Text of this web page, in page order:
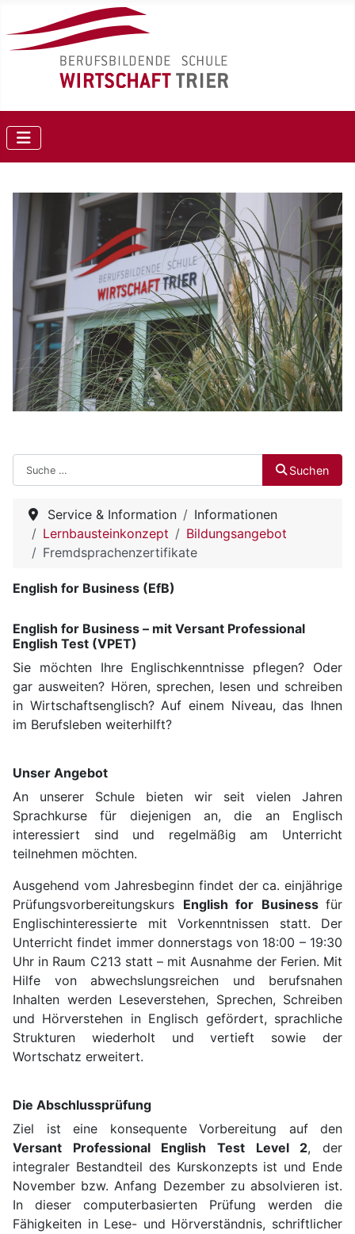
Suchen Suchen
Service & Information
Informationen
Lernbausteinkonzept
Bildungsangebot
Fremdsprachenzertifikate
English for Business (EfB)
English for Business – mit Versant Professional
English Test (VPET)
Sie möchten Ihre Englischkenntnisse pflegen? Oder
gar ausweiten? Hören, sprechen, lesen und schreiben
in Wirtschaftsenglisch? Auf einem Niveau, das Ihnen
im Berufsleben weiterhilft?
Unser Angebot
An unserer Schule bieten wir seit vielen Jahren
Sprachkurse für diejenigen an, die an Englisch
interessiert sind und regelmäßig am Unterricht
teilnehmen möchten.
Ausgehend vom Jahresbeginn findet der ca. einjährige
Prüfungsvorbereitungskurs English for Business für
Englischinteressierte mit Vorkenntnissen statt. Der
Unterricht findet immer donnerstags von 18:00 – 19:30
Uhr in Raum C213 statt – mit Ausnahme der Ferien. Mit
Hilfe von abwechslungsreichen und berufsnahen
Inhalten werden Leseverstehen, Sprechen, Schreiben
und Hörverstehen in Englisch gefördert, sprachliche
Strukturen wiederholt und vertieft sowie der
Wortschatz erweitert.
Die Abschlussprüfung
Ziel ist eine konsequente Vorbereitung auf den
Versant Professional English Test Level 2, der
integraler Bestandteil des Kurskonzepts ist und Ende
November bzw. Anfang Dezember zu absolvieren ist.
In dieser computerbasierten Prüfung werden die
Fähigkeiten in Lese- und Hörverständnis, schriftlicher